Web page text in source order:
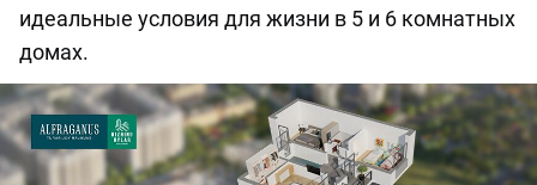
идеальные условия для жизни в 5 и 6 комнатных
домах.